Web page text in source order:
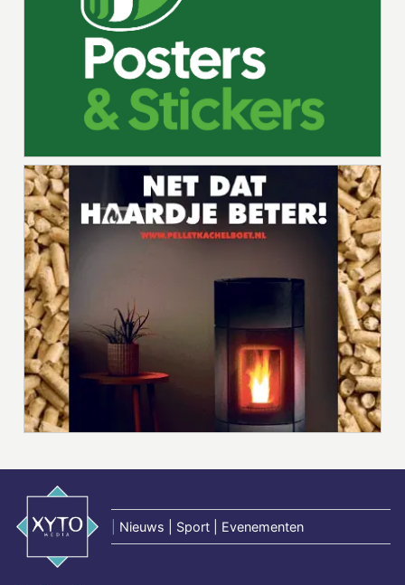
Nieuws | Sport | Evenementen